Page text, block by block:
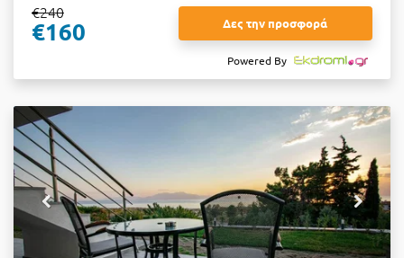
€240
€160 Δες την προσφορά
Powered By